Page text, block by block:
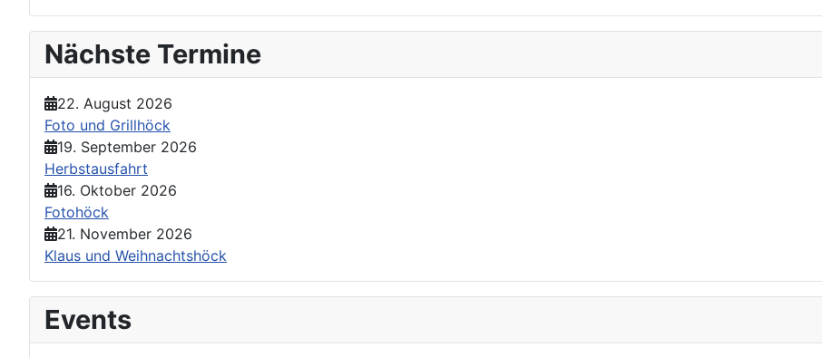
Nächste Termine
22. August 2026
Foto und Grillhöck
19. September 2026
Herbstausfahrt
16. Oktober 2026
Fotohöck
21. November 2026
Klaus und Weihnachtshöck
Events